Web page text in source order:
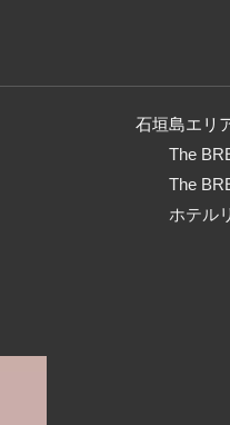
石垣島エリ
The
The
ホテル